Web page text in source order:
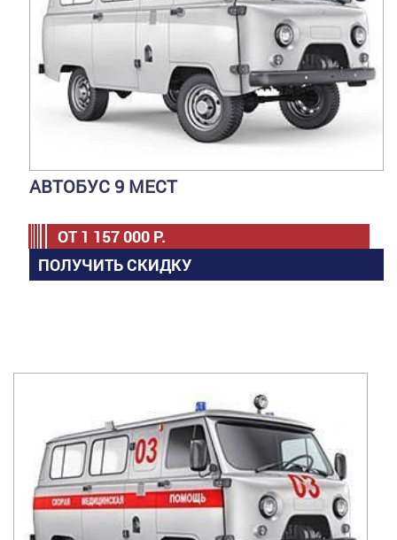
АВТОБУС 9 МЕСТ
ОТ 1 157 000 Р.
ПОЛУЧИТЬ СКИДКУ